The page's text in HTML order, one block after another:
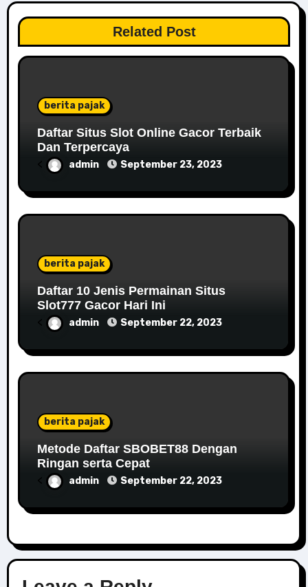
Related Post
berita pajak
Daftar Situs Slot Online Gacor Terbaik
Dan Terpercaya
< admin September 23, 2023
berita pajak
Daftar 10 Jenis Permainan Situs
Slot777 Gacor Hari Ini
< admin September 22, 2023
berita pajak
Metode Daftar SBOBET88 Dengan
Ringan serta Cepat
< admin September 22, 2023